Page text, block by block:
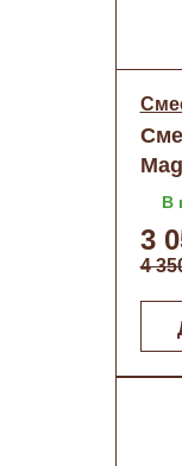
В
3
4